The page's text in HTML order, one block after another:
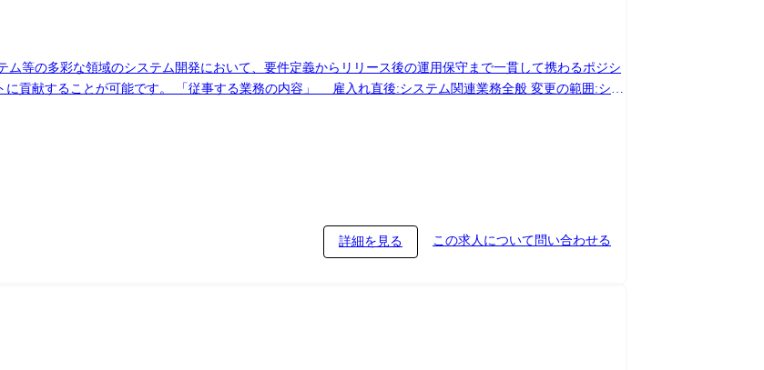
等の多彩な領域のシステム開発において、要件定義からリリース後の運用保守まで一貫して携わるポジシ
入れ直後:システム関連業務全般 変更の範囲:シス
詳細を見る この求人について問い合わせる